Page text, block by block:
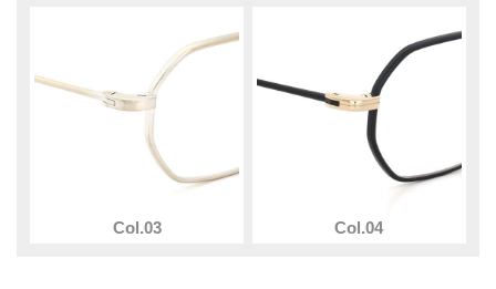
Col.03 Col.04